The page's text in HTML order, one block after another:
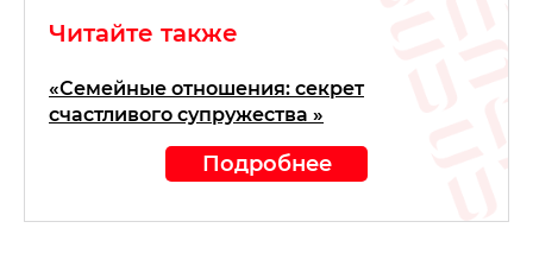
Читайте также
«Семейные отношения: секрет
счастливого супружества »
Подробнее